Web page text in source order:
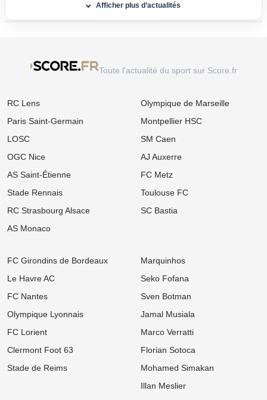
Mercato Lens : Un attaquant de Benfica dans le viseur, la Lazio
prend de vitesse les Sang et Or
Mercato : L'OM passe à l'attaque pour s'offrir une sensation
Mercato OM : Accord de principe trouvé avec la Real Sociedad
pour un patron de la défense
12:00 Ligue 1
tentée par les Sang et Or
11:00 Ligue 1
Mercato OM : Place de numéro 1 promise, mais ce crack de
OL : Pourquoi Paulo Fonseca va quitter le club à l'issue de son
contrat
09:00 Ligue 1
15 M€
07/08 Ligue 1
Mercato PSG : Après Barcola, un autre crack pousse pour un
départ
Mercato OM : OM : Le Bayer Leverkusen fait sauter le verrou pour
Afficher plus d’actualités
Toute l'actualité du sport sur Score.fr
RC Lens
Paris Saint-Germain
LOSC
OGC Nice
AS Saint-Étienne
Stade Rennais
RC Strasbourg Alsace
AS Monaco
Olympique de Marseille
Montpellier HSC
SM Caen
AJ Auxerre
FC Metz
Toulouse FC
SC Bastia
FC Girondins de Bordeaux
Le Havre AC
FC Nantes
Olympique Lyonnais
FC Lorient
Clermont Foot 63
Stade de Reims
Marquinhos
Seko Fofana
Sven Botman
Jamal Musiala
Marco Verratti
Florian Sotoca
Mohamed Simakan
Illan Meslier